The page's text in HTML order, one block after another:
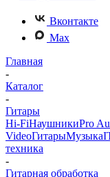
Вконтакте
Max
Главная
-
Каталог
-
Гитары
Hi-FiНаушникиPro
VideoГитарыМузыка
техника
-
Гитарная обработка